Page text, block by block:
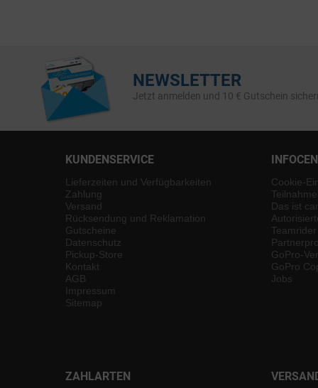
NEWSLETTER
Jetzt anmelden und 10 € Gutschein
KUNDENSERVICE
Lieferzeiten und Verfügbarkeiten
Zahlung
Versand
Rücksendung und Reklamation
Gutscheine
Datenschutz
Pickup-Store
Kontakt
AGB
Impressum
Sitemap
Cookie-
Das ist
Teamrider
GoPro-
GoPro
Jobs
ZAHLARTEN